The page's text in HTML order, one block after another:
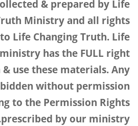
& prepared by Life
Ministry and all rights
Life Changing Truth. Life
has the FULL right
& use these materials. Any
without permission
to the Permission Rights
prescribed by our ministry